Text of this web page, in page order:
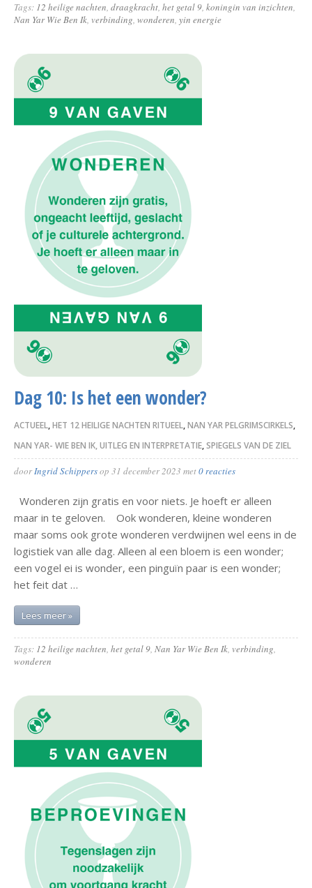
Tags: 12 heilige nachten, draagkracht, het getal 9, koningin van inzichten,
Nan Yar Wie Ben Ik, verbinding, wonderen, yin energie
Dag 10: Is het een wonder?
ACTUEEL,HET 12 HEILIGE NACHTEN RITUEEL,NAN YAR PELGRIMSCIRKELS,
NAN YAR- WIE BEN IK, UITLEG EN INTERPRETATIE,SPIEGELS VAN DE ZIEL
doorIngrid Schippersop 31 december 2023 met0 reacties
Wonderen zijn gratis en voor niets. Je hoeft er alleen
maar in te geloven. Ook wonderen, kleine wonderen
maar soms ook grote wonderen verdwijnen wel eens in de
logistiek van alle dag. Alleen al een bloem is een wonder;
een vogel ei is wonder, een pinguïn paar is een wonder;
het feit dat …
Lees meer »
Tags: 12 heilige nachten, het getal 9, Nan Yar Wie Ben Ik, verbinding,
wonderen